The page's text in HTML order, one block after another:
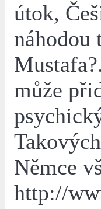
útok,
náhodou
může
Němce
http://